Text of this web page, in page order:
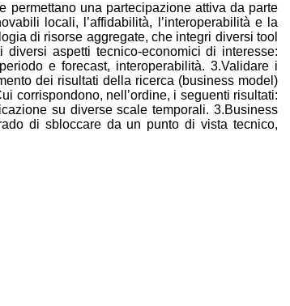
una partecipazione attiva da parte
locali, l’affidabilità, l’interoperabilità e la
di risorse aggregate, che integri diversi tool
aspetti tecnico-economici di interesse:
e forecast, interoperabilità. 3.Validare i
dei risultati della ricerca (business model)
corrispondono, nell’ordine, i seguenti risultati:
su diverse scale temporali. 3.Business
di sbloccare da un punto di vista tecnico,